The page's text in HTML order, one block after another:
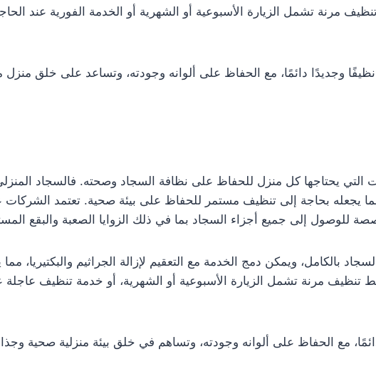
مرنة تشمل الزيارة الأسبوعية أو الشهرية أو الخدمة الفورية عند
نظيفًا وجديدًا دائمًا، مع الحفاظ على ألوانه وجودته، وتساعد على خلق
التي يحتاجها كل منزل للحفاظ على نظافة السجاد وصحته. فالسجاد المنزلي
مما يجعله بحاجة إلى تنظيف مستمر للحفاظ على بيئة صحية. تعتمد
للوصول إلى جميع أجزاء السجاد بما في ذلك الزوايا الصعبة والبقع
بالكامل، ويمكن دمج الخدمة مع التعقيم لإزالة الجراثيم والبكتيريا،
تنظيف مرنة تشمل الزيارة الأسبوعية أو الشهرية، أو خدمة تنظيف عاجلة
مع الحفاظ على ألوانه وجودته، وتساهم في خلق بيئة منزلية صحية